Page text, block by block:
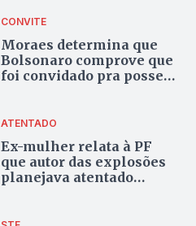
CONVITE
Moraes determina que
Bolsonaro comprove que
foi convidado pra posse
ATENTADO
Ex-mulher relata à PF
que autor das explosões
planejava atentado